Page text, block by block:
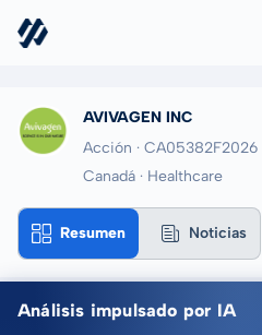
AVIVAGEN INC
Acción · CA05382F2026
Canadá · Healthcare
Resumen Noticias
Análisis impulsado por IA